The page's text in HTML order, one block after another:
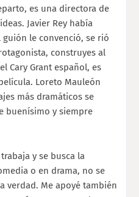
es una directora de
Javier Rey había
le convenció, se rió
construyes al
Cary Grant español, es
Loreto Mauleón
más dramáticos se
buenísimo y siempre
y se busca la
o en drama, no se
verdad. Me apoyé también